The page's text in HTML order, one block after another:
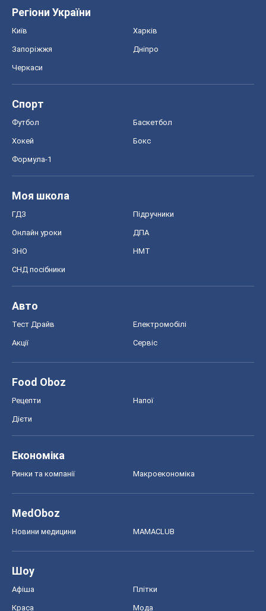
Регіони України
Київ Харків
Запоріжжя Дніпро
Черкаси
Спорт
Футбол Баскетбол
Хокей Бокс
Формула-1
Моя школа
ГДЗ Підручники
Онлайн уроки ДПА
ЗНО НМТ
СНД посібники
Авто
Тест Драйв Електромобілі
Акції Сервіс
Food Oboz
Рецепти Напої
Дієти
Економіка
Ринки та компанії Макроекономіка
MedOboz
Новини медицини MAMACLUB
Шоу
Афіша Плітки
Краса Мода